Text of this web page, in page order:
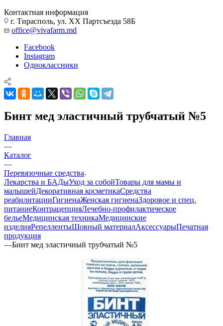
Контактная информация
г. Тирасполь, ул. ХХ Партсъезда 58Б
office@vivafarm.md
Facebook
Instagram
Одноклассники
Бинт мед эластичный трубчатый №5
Главная
—
Каталог
—
Перевязочные средства
Лекарства и БАДыУход за собойТовары для мамы и
малышейДекоративная косметикаСредства
реабилитацииГигиенаЖенская гигиенаЗдоровое и спец.
питаниеКонтрацепцияЛечебно-профилактическое
бельеМедицинская техникаМедицинские
изделияРепеллентыШовный материалАксессуарыПечатная
продукция
—Бинт мед эластичный трубчатый №5